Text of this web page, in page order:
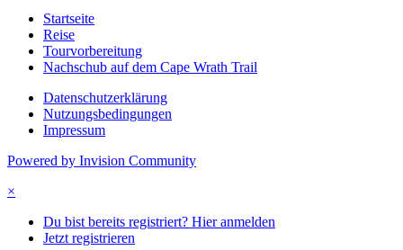
Startseite
Reise
Tourvorbereitung
Nachschub auf dem Cape Wrath Trail
Datenschutzerklärung
Nutzungsbedingungen
Impressum
Powered by Invision Community
×
Du bist bereits registriert? Hier anmelden
Jetzt registrieren